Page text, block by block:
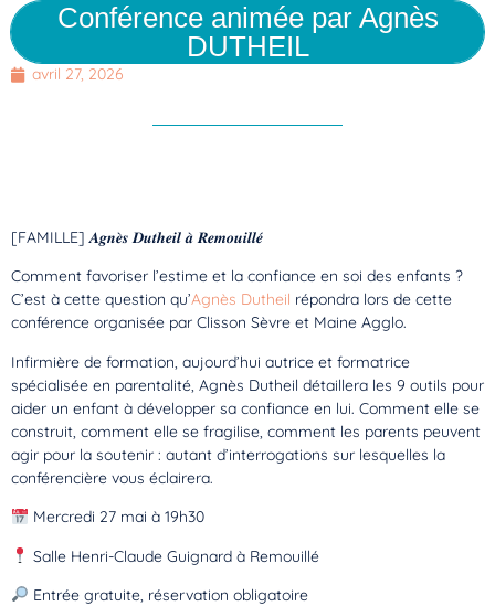
Conférence animée par Agnès
DUTHEIL
avril 27, 2026
[FAMILLE] ‍𝑨𝒈𝒏𝒆̀𝒔 𝑫𝒖𝒕𝒉𝒆𝒊𝒍 𝒂̀ 𝑹𝒆𝒎𝒐𝒖𝒊𝒍𝒍𝒆́
Comment favoriser l’estime et la confiance en soi des enfants ?
C’est à cette question qu’Agnès Dutheil répondra lors de cette
conférence organisée par Clisson Sèvre et Maine Agglo.
Infirmière de formation, aujourd’hui autrice et formatrice
spécialisée en parentalité, Agnès Dutheil détaillera les 9 outils pour
aider un enfant à développer sa confiance en lui. Comment elle se
construit, comment elle se fragilise, comment les parents peuvent
agir pour la soutenir : autant d’interrogations sur lesquelles la
conférencière vous éclairera.
Mercredi 27 mai à 19h30
Salle Henri-Claude Guignard à Remouillé
Entrée gratuite, réservation obligatoire